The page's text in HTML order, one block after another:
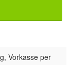
Vorkasse per